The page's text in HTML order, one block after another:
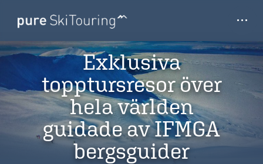
···
SVENSKA ENGLISH
Resor
Vår värld av toppturer
Sista minuten
On Demand
Academy
content
Exklusiva
topptursresor över
hela världen
guidade av IFMGA
bergsguider